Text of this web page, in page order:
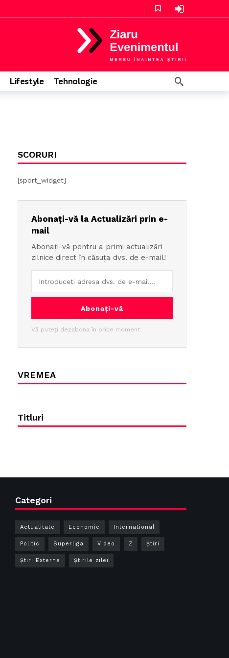
Lifestyle Tehnologie
SCORURI
[sport_widget]
Abonați-vă la Actualizări prin e-
mail
Abonați-vă pentru a primi actualizări
zilnice direct în căsuța dvs. de e-mail!
Abonați-vă
Vă puteți dezabona în orice moment
VREMEA
Titluri
Categori
Actualitate Economic International
Politic Superliga Video Z Ştiri
Știri Externe Știrile zilei